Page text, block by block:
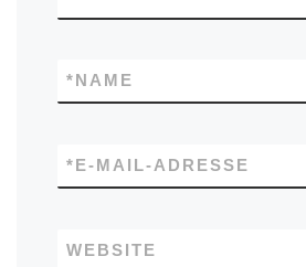
NAME
*
E-MAIL-ADRESSE
*
WEBSITE